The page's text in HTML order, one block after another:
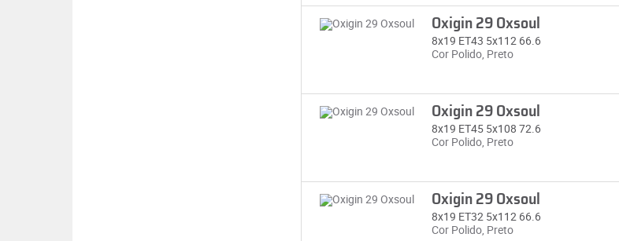
Oxigin 29 Oxsoul
8x19 ET43 5x112 66.6
Cor Polido, Preto
Oxigin 29 Oxsoul
8x19 ET45 5x108 72.6
Cor Polido, Preto
Oxigin 29 Oxsoul
8x19 ET32 5x112 66.6
Cor Polido, Preto